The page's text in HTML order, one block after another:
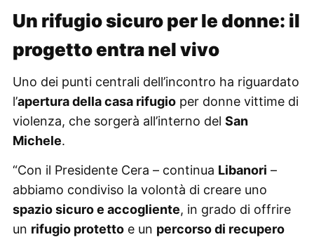
Un rifugio sicuro per le donne: il
progetto entra nel vivo
Uno dei punti centrali dell’incontro ha riguardato
l’apertura della casa rifugioper donne vittime di
violenza, che sorgerà all’interno del San
Michele.
“Con il Presidente Cera – continua Libanori –
abbiamo condiviso la volontà di creare uno
spazio sicuro e accogliente, in grado di offrire
un rifugio protettoe un percorso di recupero